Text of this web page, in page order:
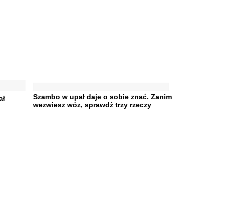
Szambo w upał daje o sobie znać. Zanim
wezwiesz wóz, sprawdź trzy rzeczy